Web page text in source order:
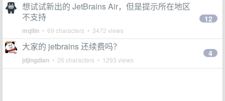
想试试新出的 JetBrains Air，但是提示所在地区
不支持
mqllin • 69 characters • 3472 views
12
大家的 jetbrains 还续费吗？
jdjingdian • 26 characters • 1293 views
4